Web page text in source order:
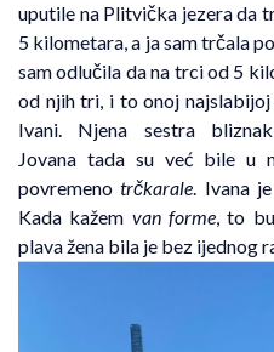
uputile na Plitvička jezera da
5 kilometara, a ja sam trčala
sam odlučila da na trci od 5
od njih tri, i to onoj
Ivani. Njena sestra
Jovana tada su već bile u
povremenotrčkarale. Ivana
Kada kažem van forme, to
plava žena bila je bez ijednog